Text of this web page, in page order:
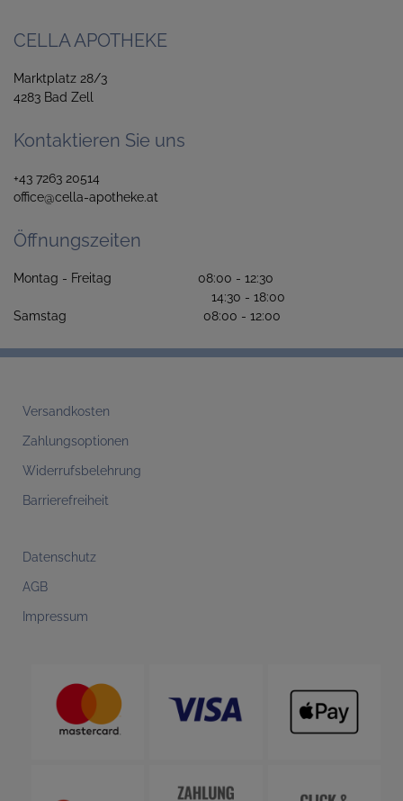
CELLA APOTHEKE
Marktplatz 28/3
4283 Bad Zell
Kontaktieren Sie uns
+43 7263 20514
office@cella-apotheke.at
Öffnungszeiten
Montag - Freitag 08:00 - 12:30
14:30 - 18:00
Samstag 08:00 - 12:00
Versandkosten
Zahlungsoptionen
Widerrufsbelehrung
Barrierefreiheit
Datenschutz
AGB
Impressum